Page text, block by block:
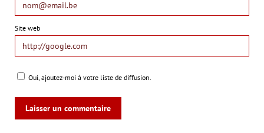
Site web
Oui, ajoutez-moi à votre liste de diffusion.